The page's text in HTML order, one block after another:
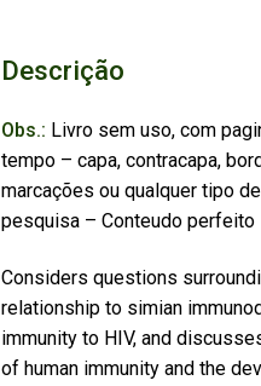
Descrição
Obs.: Livro sem uso, com
tempo – capa, contracapa,
marcações ou qualquer tipo
pesquisa – Conteudo perfeito
Considers questions
relationship to simian
immunity to HIV, and
of human immunity and the